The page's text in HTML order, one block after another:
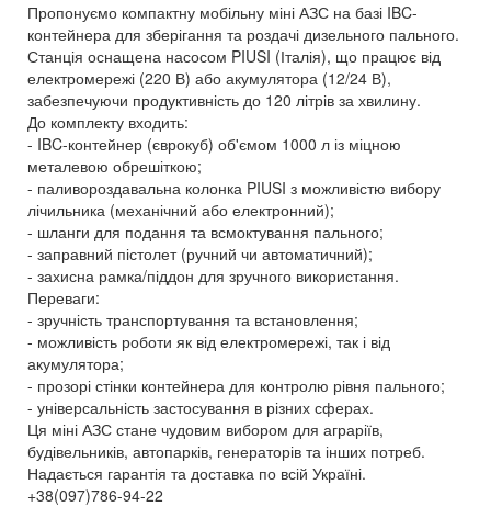
Пропонуємо компактну мобільну міні АЗС на базі IBC-
контейнера для зберігання та роздачі дизельного пального.
Станція оснащена насосом PIUSI (Італія), що працює від
електромережі (220 В) або акумулятора (12/24 В),
забезпечуючи продуктивність до 120 літрів за хвилину.
До комплекту входить:
- IBC-контейнер (єврокуб) об'ємом 1000 л із міцною
металевою обрешіткою;
- паливороздавальна колонка PIUSI з можливістю вибору
лічильника (механічний або електронний);
- шланги для подання та всмоктування пального;
- заправний пістолет (ручний чи автоматичний);
- захисна рамка/піддон для зручного використання.
Переваги:
- зручність транспортування та встановлення;
- можливість роботи як від електромережі, так і від
акумулятора;
- прозорі стінки контейнера для контролю рівня пального;
- універсальність застосування в різних сферах.
Ця міні АЗС стане чудовим вибором для аграріїв,
будівельників, автопарків, генераторів та інших потреб.
Надається гарантія та доставка по всій Україні.
+38(097)786-94-22